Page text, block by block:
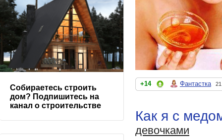
+14 Фантастка
Как я с
девочками
Собираетесь строить
дом? Подпишитесь на
канал о строительстве